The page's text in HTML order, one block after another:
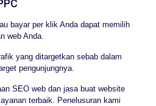
bayar per klik Anda dapat memilih
web Anda.
yang ditargetkan sebab dalam
pengunjungnya.
SEO web dan jasa buat website
terbaik. Penelusuran kami